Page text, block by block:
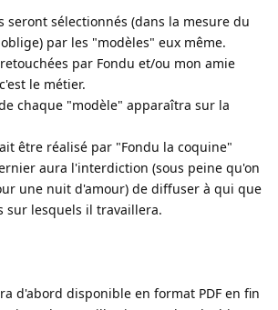
seront sélectionnés (dans la mesure du
par les "modèles" eux même.
par Fondu et/ou mon amie
le métier.
chaque "modèle" apparaîtra sur la
être réalisé par "Fondu la coquine"
aura l'interdiction (sous peine qu'on
une nuit d'amour) de diffuser à qui que
sur lesquels il travaillera.
d'abord disponible en format PDF en fin